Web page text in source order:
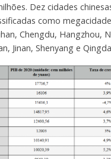
Dez cidades
como
Chengdu, Hangzhou,
Jinan, Shenyang e